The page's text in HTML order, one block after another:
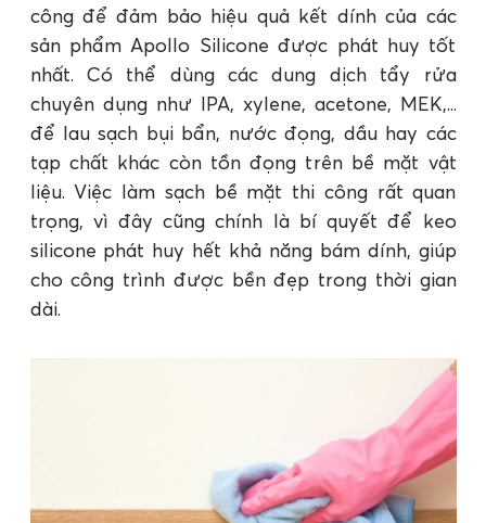
công để đảm bảo hiệu quả kết dính của các
sản phẩm Apollo Silicone được phát huy tốt
nhất. Có thể dùng các dung dịch tẩy rửa
chuyên dụng như IPA, xylene, acetone, MEK,...
để lau sạch bụi bẩn, nước đọng, dầu hay các
tạp chất khác còn tồn đọng trên bề mặt vật
liệu. Việc làm sạch bề mặt thi công rất quan
trọng, vì đây cũng chính là bí quyết để keo
silicone phát huy hết khả năng bám dính, giúp
cho công trình được bền đẹp trong thời gian
dài.